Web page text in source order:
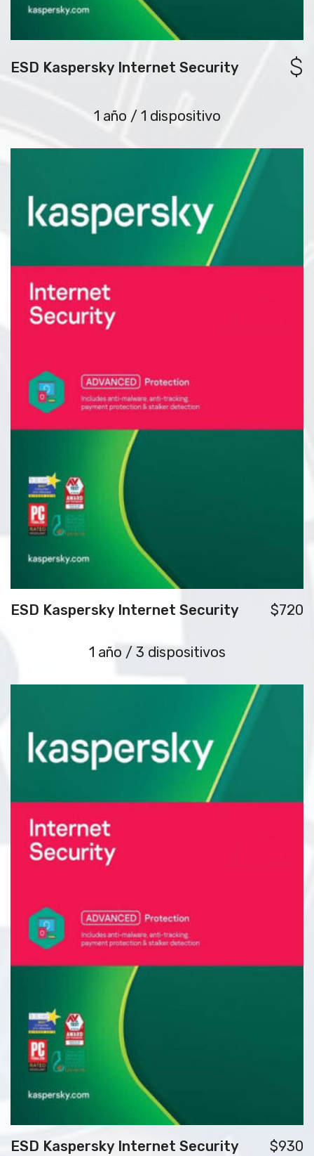
ESD Kaspersky Internet Security $
1 año / 1 dispositivo
ESD Kaspersky Internet Security $720
1 año / 3 dispositivos
ESD Kaspersky Internet Security $930